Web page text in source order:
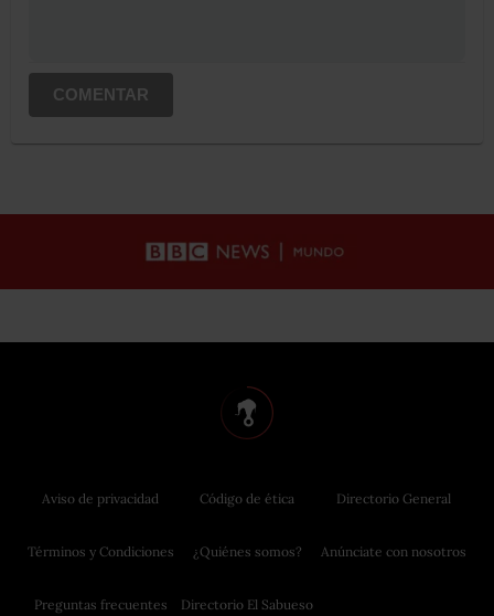
COMENTAR
Aviso de privacidad
Términos y Condiciones
Preguntas frecuentes
Código de ética
¿Quiénes somos?
Directorio El Sabueso
Directorio General
Anúnciate con nosotros